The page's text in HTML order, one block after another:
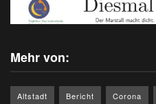
Mehr von:
Altstadt Bericht Corona